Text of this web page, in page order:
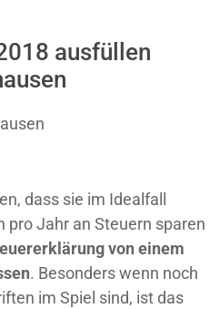
ausfüllen
dass sie im Idealfall
pro Jahr an Steuern sparen
von einem
. Besonders wenn noch
im Spiel sind, ist das